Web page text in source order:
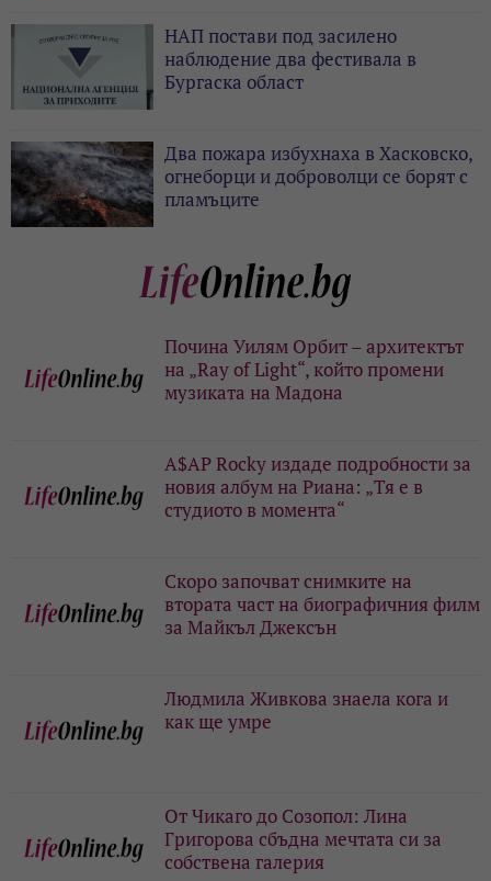
НАП постави под засилено
наблюдение два фестивала в
Бургаска област
Два пожара избухнаха в Хасковско,
огнеборци и доброволци се борят с
пламъците
Почина Уилям Орбит – архитектът
на „Ray of Light“, който промени
музиката на Мадона
A$AP Rocky издаде подробности за
новия албум на Риана: „Тя е в
студиото в момента“
Скоро започват снимките на
втората част на биографичния филм
за Майкъл Джексън
Людмила Живкова знаела кога и
как ще умре
От Чикаго до Созопол: Лина
Григорова сбъдна мечтата си за
собствена галерия